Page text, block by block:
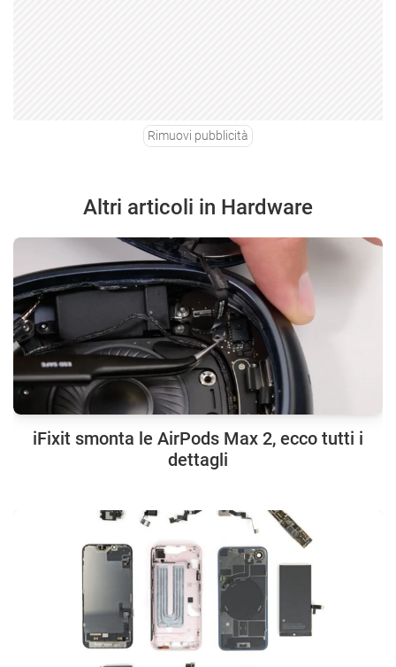
Rimuovi pubblicità
Altri articoli in Hardware
iFixit smonta le AirPods Max 2, ecco tutti i
dettagli